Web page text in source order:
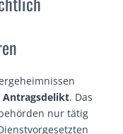
Antragsdelikt. Das
nur tätig